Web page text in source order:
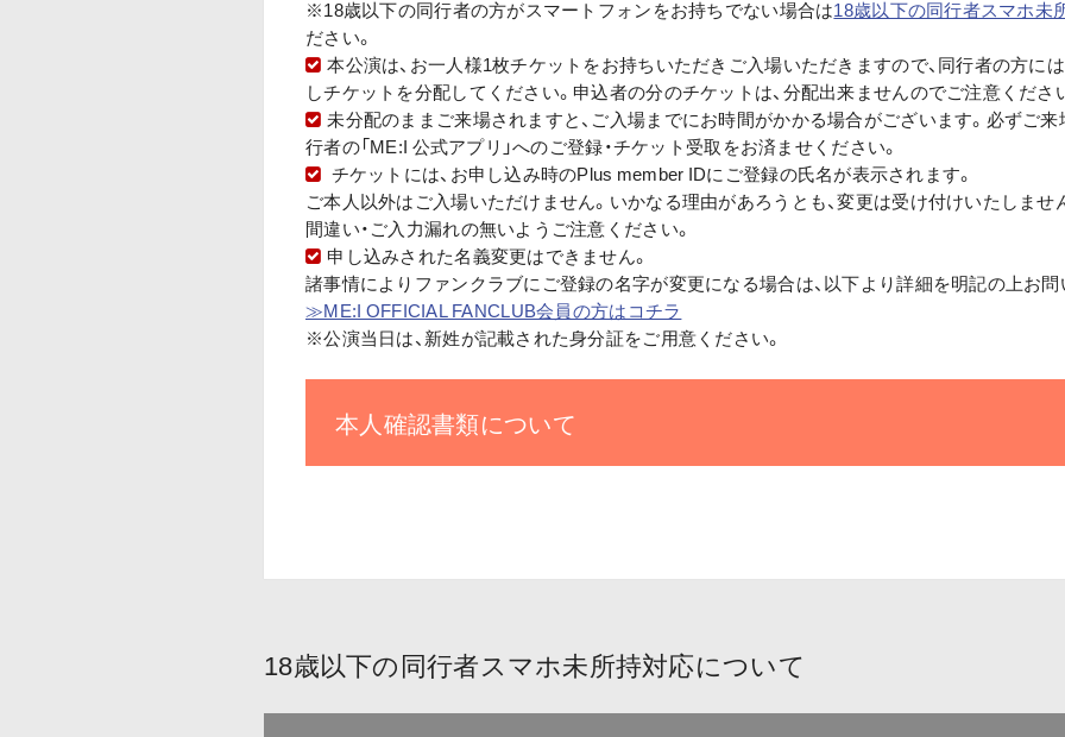
※18歳以下の同行者の方がスマートフォンをお持ちでない場合は18歳以下の同行者スマホ未
ださい。
本公演は、お一人様1枚チケットをお持ちいただきご入場いただきますので、同行者の方には
しチケットを分配してください。申込者の分のチケットは、分配出来ませんのでご注意くださ
未分配のままご来場されますと、ご入場までにお時間がかかる場合がございます。必ずご
行者の「ME:I 公式アプリ」へのご登録・チケット受取をお済ませください。
チケットには、お申し込み時のPlus member IDにご登録の氏名が表示されます。
ご本人以外はご入場いただけません。いかなる理由があろうとも、変更は受け付けいたしませ
間違い・ご入力漏れの無いようご注意ください。
申し込みされた名義変更はできません。
諸事情によりファンクラブにご登録の名字が変更になる場合は、以下より詳細を明記の上お
≫ME:I OFFICIAL FANCLUB会員の方はコチラ
※公演当日は、新姓が記載された身分証をご用意ください。
本人確認書類について
18歳以下の同行者スマホ未所持対応について